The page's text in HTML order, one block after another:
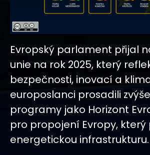
Evropský parlament přijal
unie na rok 2025, který
bezpečnosti, inovací a
europoslanci prosadili
programy jako Horizont
pro propojení Evropy,
energetickou infrastrukturu.